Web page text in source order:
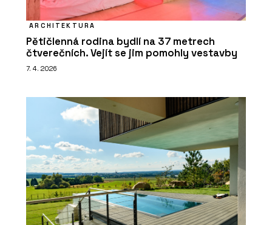
ARCHITEKTURA
Pětičlenná rodina bydlí na 37 metrech
čtverečních. Vejít se jim pomohly vestavby
7. 4. 2026